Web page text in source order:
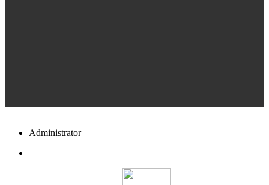
Administrator